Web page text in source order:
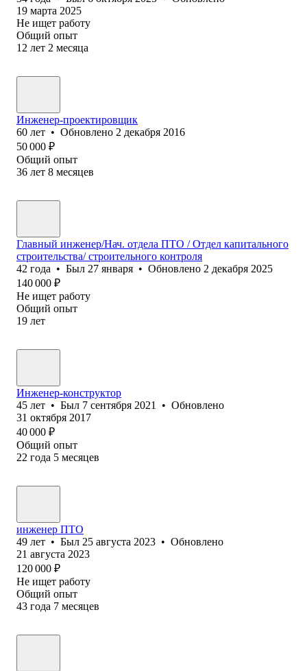
19 марта 2025
Не ищет работу
Общий опыт
12 лет 2 месяца
Инженер-проектировщик
60 лет • Обновлено 2 декабря 2016
50 000 ₽
Общий опыт
36 лет 8 месяцев
Главный инженер/Нач. отдела ПТО / Отдел капитального
строительства/ строительного контроля
42 года • Был 27 января • Обновлено 2 декабря 2025
140 000 ₽
Не ищет работу
Общий опыт
19 лет
Инженер-конструктор
45 лет • Был 7 сентября 2021 • Обновлено
31 октября 2017
40 000 ₽
Общий опыт
22 года 5 месяцев
инженер ПТО
49 лет • Был 25 августа 2023 • Обновлено
21 августа 2023
120 000 ₽
Не ищет работу
Общий опыт
43 года 7 месяцев